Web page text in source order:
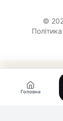
©
Головна